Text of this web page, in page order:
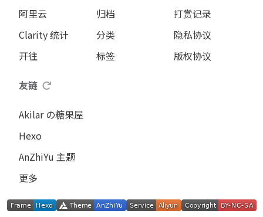
阿里云
Clarity 统计
开往
归档
分类
标签
打赏记录
隐私协议
版权协议
友链
Akilar の糖果屋
Hexo
AnZhiYu 主题
更多